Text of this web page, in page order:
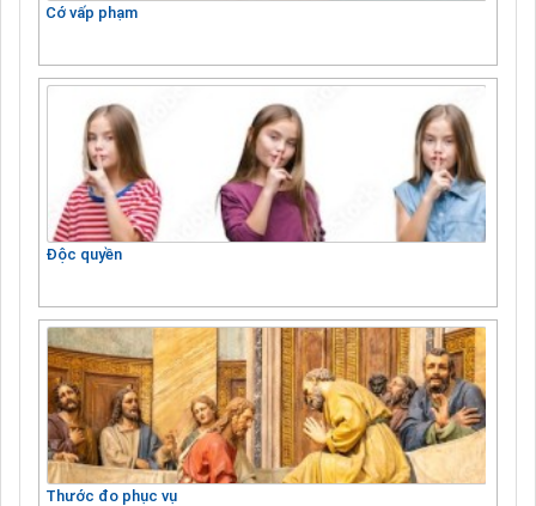
Cớ vấp phạm
Độc quyền
Thước đo phục vụ